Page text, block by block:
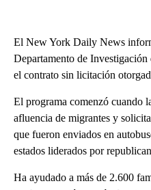
El New York Daily News
Departamento de
el contrato sin licitación
El programa comenzó cuando
afluencia de migrantes y
que fueron enviados en
estados liderados por
Ha ayudado a más de 2.600